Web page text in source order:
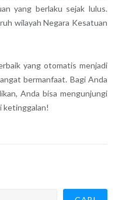
yang berlaku sejak lulus.
wilayah Negara Kesatuan
yang otomatis menjadi
bermanfaat. Bagi Anda
Anda bisa mengunjungi
ketinggalan!